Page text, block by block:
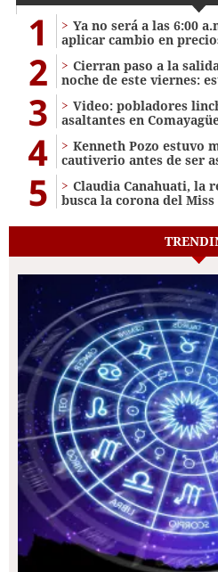
1
Ya no será a las 6:00
aplicar cambio en
2
Cierran paso a la
noche de este viernes:
3
Video: pobladores
asaltantes en
4
Kenneth Pozo estuvo
cautiverio antes de ser
5
Claudia Canahuati, la
busca la corona del